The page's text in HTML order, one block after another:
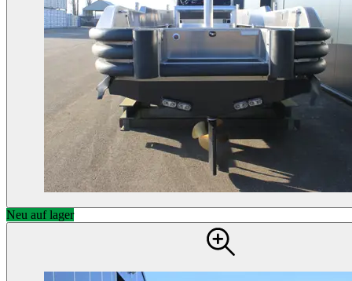
Neu auf lager